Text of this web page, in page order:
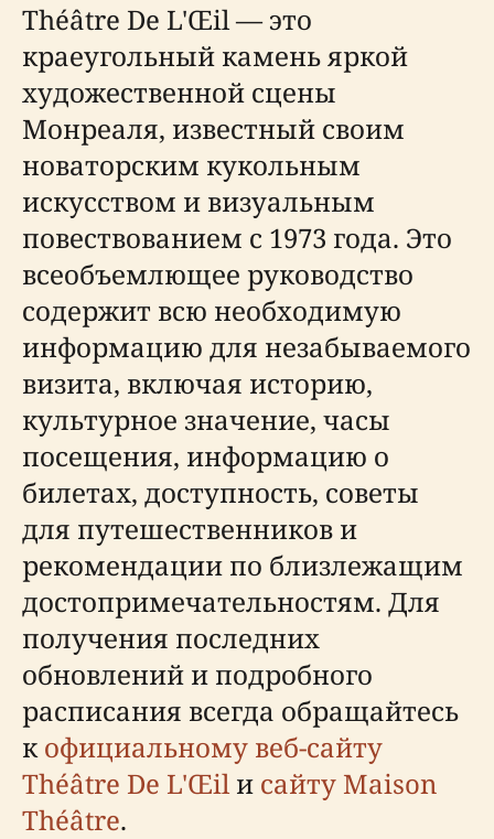
Théâtre De L'Œil — это
краеугольный камень яркой
художественной сцены
Монреаля, известный своим
новаторским кукольным
искусством и визуальным
повествованием с 1973 года. Это
всеобъемлющее руководство
содержит всю необходимую
информацию для незабываемого
визита, включая историю,
культурное значение, часы
посещения, информацию о
билетах, доступность, советы
для путешественников и
рекомендации по близлежащим
достопримечательностям. Для
получения последних
обновлений и подробного
расписания всегда обращайтесь
кофициальному веб-сайту
Théâtre De L'Œilи сайту Maison
Théâtre.